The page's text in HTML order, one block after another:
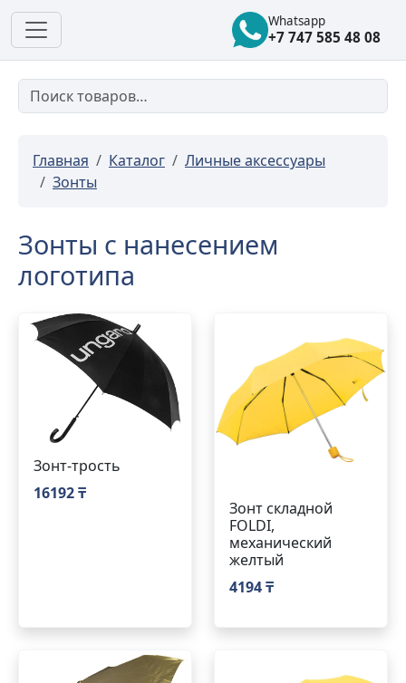
Whatsapp
+7 747 585 48 08
Главная Каталог
Личные аксессуары
Зонты
Зонты с нанесением
логотипа
Зонт-трость
16192 ₸
Зонт складной
FOLDI,
механический
желтый
4194 ₸